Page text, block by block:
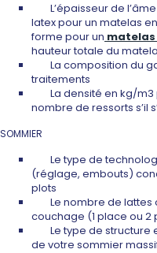
L’épaisseur de
latex pour un matelas
forme pour un matelas
hauteur totale du
La composition du
traitements
La densité en kg/
nombre de ressorts s’il
SOMMIER
Le type de
(réglage, embouts)
plots
Le nombre de lattes
couchage (1 place ou 2
Le type de structure
de votre sommier